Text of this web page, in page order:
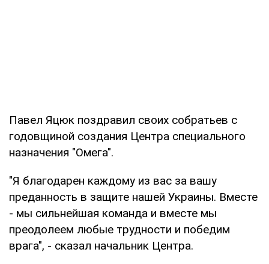
Павел Яцюк поздравил своих собратьев с
годовщиной создания Центра специального
назначения "Омега".
"Я благодарен каждому из вас за вашу
преданность в защите нашей Украины. Вместе
- мы сильнейшая команда и вместе мы
преодолеем любые трудности и победим
врага", - сказал начальник Центра.